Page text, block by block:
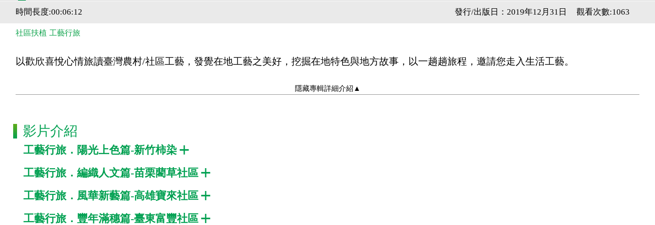
時間長度:00:06:12 觀看次數:1063
發行/出版日：2019年12月31日
社區扶植 工藝行旅
以歡欣喜悅心情旅讀臺灣農村/社區工藝，發覺在地工藝之美好，挖掘在地特色與地方故事，以一趟趟旅程，邀請您走入生活工藝。
隱藏專輯詳細介紹 ▲
影片介紹
工藝行旅．陽光上色篇-新竹柿染
工藝行旅．編織人文篇-苗栗藺草社區
工藝行旅．風華新藝篇-高雄寶來社區
工藝行旅．豐年滿穗篇-臺東富豐社區